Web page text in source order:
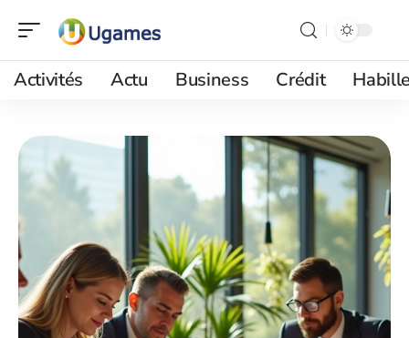
Activités Actu Business Crédit